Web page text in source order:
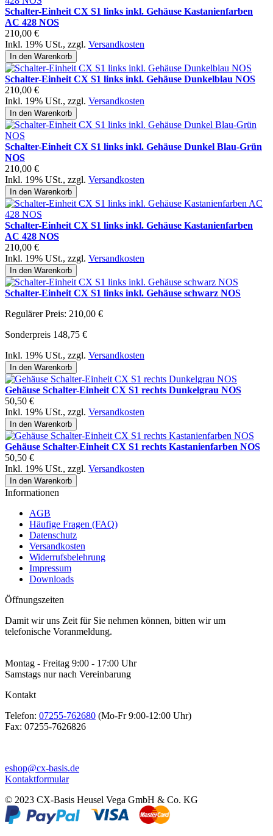
Schalter-Einheit CX S1 links inkl. Gehäuse Kastanienfarben
AC 428 NOS
210,00 €
Inkl. 19% USt., zzgl. Versandkosten
In den Warenkorb
Schalter-Einheit CX S1 links inkl. Gehäuse Dunkelblau NOS
210,00 €
Inkl. 19% USt., zzgl. Versandkosten
In den Warenkorb
Schalter-Einheit CX S1 links inkl. Gehäuse Dunkel Blau-Grün
NOS
210,00 €
Inkl. 19% USt., zzgl. Versandkosten
In den Warenkorb
Schalter-Einheit CX S1 links inkl. Gehäuse Kastanienfarben
AC 428 NOS
210,00 €
Inkl. 19% USt., zzgl. Versandkosten
In den Warenkorb
Schalter-Einheit CX S1 links inkl. Gehäuse schwarz NOS
Regulärer Preis: 210,00 €
Sonderpreis 148,75 €
Inkl. 19% USt., zzgl. Versandkosten
In den Warenkorb
Gehäuse Schalter-Einheit CX S1 rechts Dunkelgrau NOS
50,50 €
Inkl. 19% USt., zzgl. Versandkosten
In den Warenkorb
Gehäuse Schalter-Einheit CX S1 rechts Kastanienfarben NOS
50,50 €
Inkl. 19% USt., zzgl. Versandkosten
In den Warenkorb
Informationen
AGB
Häufige Fragen (FAQ)
Datenschutz
Versandkosten
Widerrufsbelehrung
Impressum
Downloads
Öffnungszeiten
Damit wir uns Zeit für Sie nehmen können, bitten wir um
telefonische Voranmeldung.
Montag - Freitag 9:00 - 17:00 Uhr
Samstags nur nach Vereinbarung
Kontakt
Telefon: 07255-762680 (Mo-Fr 9:00-12:00 Uhr)
Fax: 07255-7626826
eshop@cx-basis.de
Kontaktformular
© 2023 CX-Basis Heusel Vega GmbH & Co. KG